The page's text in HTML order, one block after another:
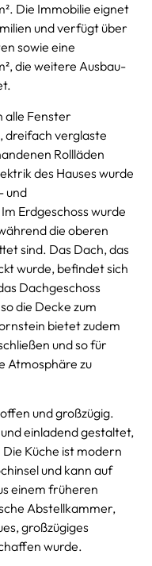
Die Immobilie eignet
und verfügt über
sowie eine
die weitere Ausbau-
alle Fenster
dreifach verglaste
Rollläden
des Hauses wurde
und
Erdgeschoss wurde
die oberen
sind. Das Dach, das
wurde, befindet sich
Dachgeschoss
die Decke zum
bietet zudem
und so für
Atmosphäre zu
und großzügig.
einladend gestaltet,
Küche ist modern
und kann auf
einem früheren
Abstellkammer,
großzügiges
wurde.